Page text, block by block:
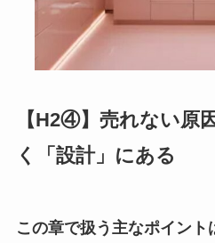
【H2④】売れない原
く「設計」にある
この章で扱う主なポイント